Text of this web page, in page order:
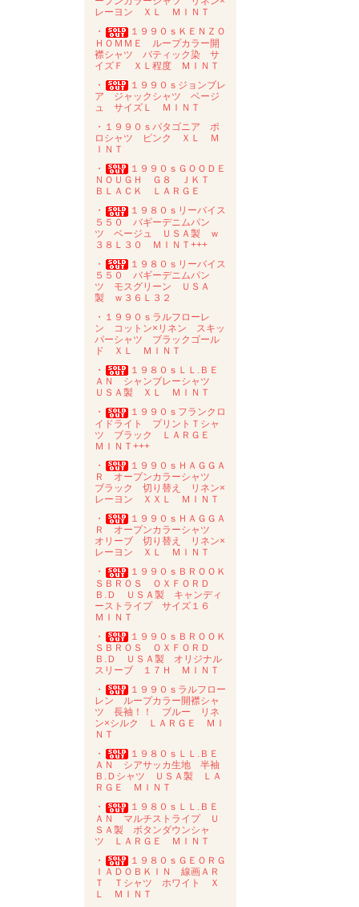
レーヨン ＸＬ ＭＩＮＴ
・
１９９０ｓＫＥＮＺＯ
ＨＯＭＭＥ ループカラー開
襟シャツ バティック染 サ
イズＦ ＸＬ程度 ＭＩＮＴ
・
１９９０ｓジョンブレ
ア ジャックシャツ ベージ
ュ サイズＬ ＭＩＮＴ
・１９９０ｓパタゴニア ポ
ロシャツ ピンク ＸＬ Ｍ
ＩＮＴ
・
１９９０ｓＧＯＯＤＥ
ＮＯＵＧＨ Ｇ８ ＪＫＴ
ＢＬＡＣＫ ＬＡＲＧＥ
・
１９８０ｓリーバイス
５５０ バギーデニムパン
ツ ベージュ ＵＳＡ製 ｗ
３８Ｌ３０ ＭＩＮＴ+++
・
１９８０ｓリーバイス
５５０ バギーデニムパン
ツ モスグリーン ＵＳＡ
製 ｗ３６Ｌ３２
・１９９０ｓラルフローレ
ン コットン×リネン スキッ
パーシャツ ブラックゴール
ド ＸＬ ＭＩＮＴ
・
１９８０ｓＬＬ.ＢＥ
ＡＮ シャンブレーシャツ
ＵＳＡ製 ＸＬ ＭＩＮＴ
・
１９９０ｓフランクロ
イドライト プリントＴシャ
ツ ブラック ＬＡＲＧＥ
ＭＩＮＴ+++
・
１９９０ｓＨＡＧＧＡ
Ｒ オープンカラーシャツ
ブラック 切り替え リネン×
レーヨン ＸＸＬ ＭＩＮＴ
・
１９９０ｓＨＡＧＧＡ
Ｒ オープンカラーシャツ
オリーブ 切り替え リネン×
レーヨン ＸＬ ＭＩＮＴ
・
１９９０ｓＢＲＯＯＫ
ＳＢＲＯＳ ＯＸＦＯＲＤ
Ｂ.Ｄ ＵＳＡ製 キャンディ
ーストライプ サイズ１６
ＭＩＮＴ
・
１９９０ｓＢＲＯＯＫ
ＳＢＲＯＳ ＯＸＦＯＲＤ
Ｂ.Ｄ ＵＳＡ製 オリジナル
スリーブ １７Ｈ ＭＩＮＴ
・
１９９０ｓラルフロー
レン ループカラー開襟シャ
ツ 長袖！！ ブルー リネ
ン×シルク ＬＡＲＧＥ ＭＩ
ＮＴ
・
１９８０ｓＬＬ.ＢＥ
ＡＮ シアサッカ生地 半袖
Ｂ.Ｄシャツ ＵＳＡ製 ＬＡ
ＲＧＥ ＭＩＮＴ
・
１９８０ｓＬＬ.ＢＥ
ＡＮ マルチストライプ Ｕ
ＳＡ製 ボタンダウンシャ
ツ ＬＡＲＧＥ ＭＩＮＴ
・
１９８０ｓＧＥＯＲＧ
ＩＡＤＯＢＫＩＮ 線画ＡＲ
Ｔ Ｔシャツ ホワイト Ｘ
Ｌ ＭＩＮＴ